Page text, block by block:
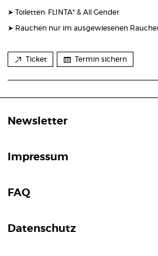
➤ Toiletten: FLINTA* & All Gender
➤ Rauchen nur im ausgewiesenen
Ticket Termin sichern
Newsletter
Impressum
FAQ
Datenschutz